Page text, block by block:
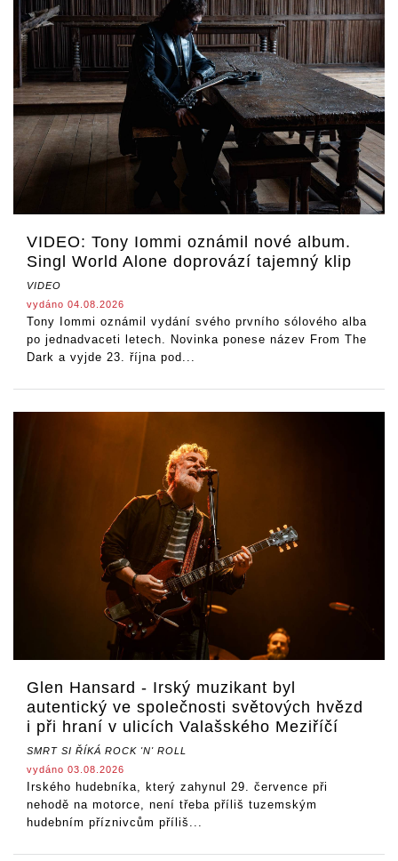
VIDEO: Tony Iommi oznámil nové album.
Singl World Alone doprovází tajemný klip
VIDEO
vydáno 04.08.2026
Tony Iommi oznámil vydání svého prvního sólového alba
po jednadvaceti letech. Novinka ponese název From The
Dark a vyjde 23. října pod...
Glen Hansard - Irský muzikant byl
autentický ve společnosti světových hvězd
i při hraní v ulicích Valašského Meziříčí
SMRT SI ŘÍKÁ ROCK 'N' ROLL
vydáno 03.08.2026
Irského hudebníka, který zahynul 29. července při
nehodě na motorce, není třeba příliš tuzemským
hudebním příznivcům příliš...